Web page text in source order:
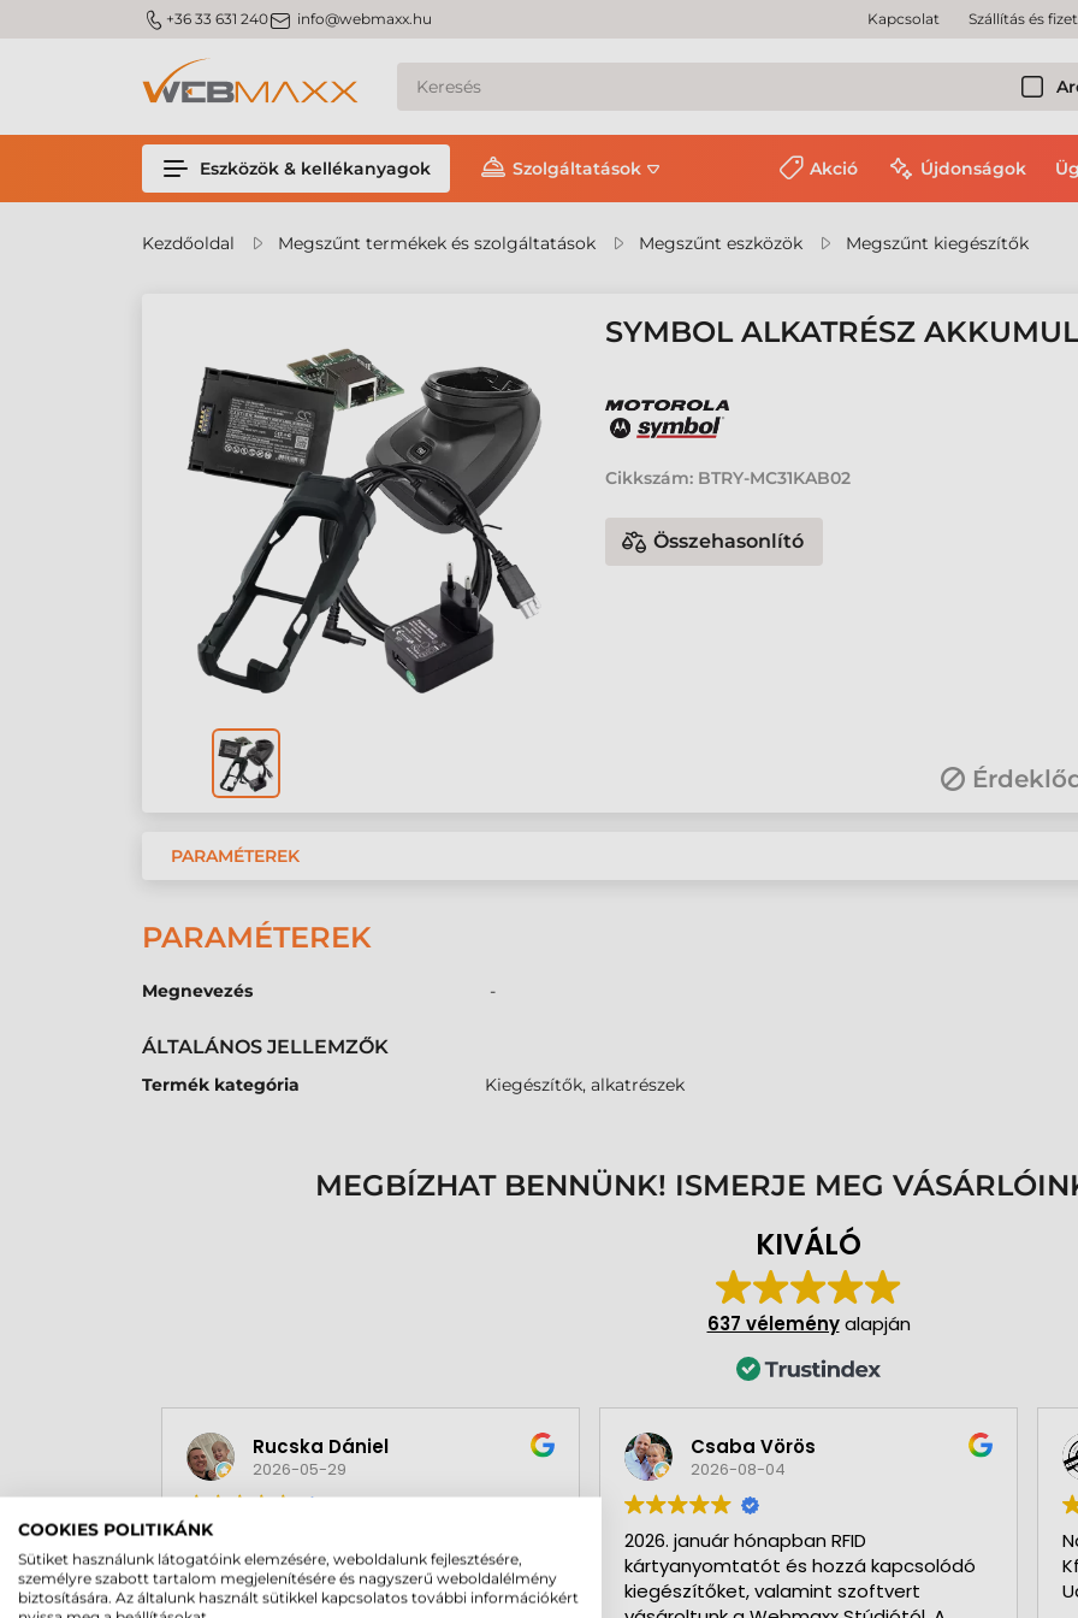
m_phone +36 33 631 240m_email info@webmaxx.hu Kapcsolat Szállítás és
Eszközök & kellékanyagok Szolgáltatások Akció Újdonságok
Kezdőoldal Megszűnt termékek és szolgáltatások Megszűnt eszközök Megszűnt kiegészítők
SYMBOL ALKATRÉSZ
Cikkszám: BTRY-MC31KAB02
Összehasonlító
PARAMÉTEREK
PARAMÉTEREK
Megnevezés -
ÁLTALÁNOS JELLEMZŐK
Termék kategória Kiegészítők, alkatrészek
MEGBÍZHAT BENNÜNK! ISMERJE MEG
KIVÁLÓ
637 véleményalapján
Rucska Dániel
2026-05-29
Csaba Vörös
2026-08-04
2026. január hónapban RFID
kártyanyomtatót és hozzá kapcsolódó
kiegészítőket, valamint szoftvert
COOKIES POLITIKÁNK
Sütiket használunk látogatóink elemzésére, weboldalunk fejlesztésére,
személyre szabott tartalom megjelenítésére és nagyszerű weboldalélmény
biztosítására. Az általunk használt sütikkel kapcsolatos további információkért